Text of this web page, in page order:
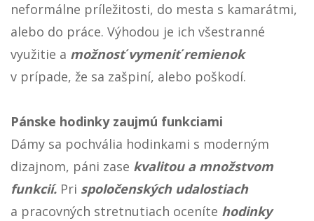
neformálne príležitosti, do mesta s kamarátmi,
alebo do práce. Výhodou je ich všestranné
využitie a možnosť vymeniť remienok
v prípade, že sa zašpiní, alebo poškodí.
Pánske hodinky zaujmú funkciami
Dámy sa pochvália hodinkami s moderným
dizajnom, páni zase kvalitou a množstvom
funkcií. Pri spoločenských udalostiach
a pracovných stretnutiach oceníte hodinky